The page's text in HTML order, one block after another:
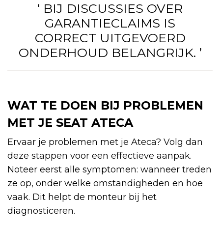
‘ BIJ DISCUSSIES OVER
GARANTIECLAIMS IS
CORRECT UITGEVOERD
ONDERHOUD BELANGRIJK. ’
WAT TE DOEN BIJ PROBLEMEN
MET JE SEAT ATECA
Ervaar je problemen met je Ateca? Volg dan
deze stappen voor een effectieve aanpak.
Noteer eerst alle symptomen: wanneer treden
ze op, onder welke omstandigheden en hoe
vaak. Dit helpt de monteur bij het
diagnosticeren.